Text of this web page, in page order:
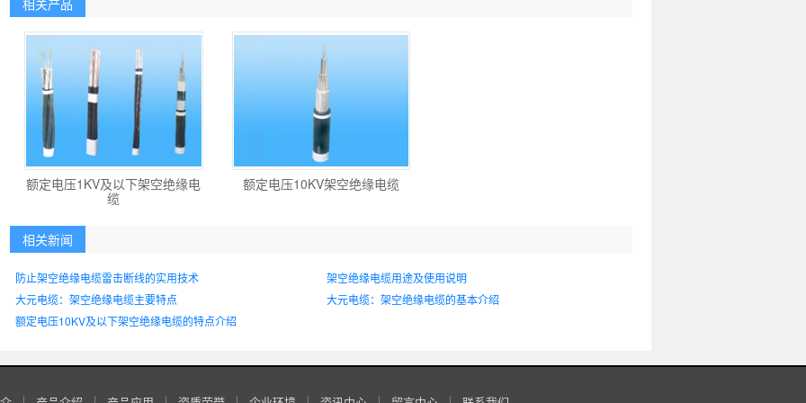
相关产品
额定电压1KV及以下架空绝缘电
缆
额定电压10KV架空绝缘电缆
相关新闻
防止架空绝缘电缆雷击断线的实用技术
架空绝缘电缆用途及使用说明
大元电缆：架空绝缘电缆主要特点
大元电缆：架空绝缘电缆的基本介绍
额定电压10KV及以下架空绝缘电缆的特点介绍